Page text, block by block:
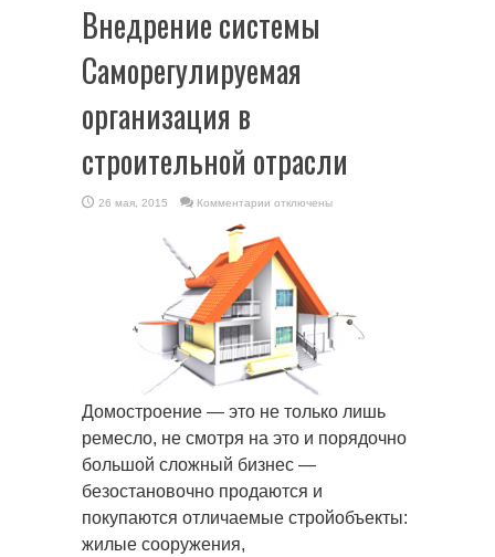
Внедрение системы
Саморегулируемая
организация в
строительной отрасли
26 мая, 2015 Комментарии
системы
Саморегулируемая
организация
строительной
отрасли
отключены
Домостроение — это не только лишь
ремесло, не смотря на это и порядочно
большой сложный бизнес —
безостановочно продаются и
покупаются отличаемые стройобъекты:
жилые сооружения,